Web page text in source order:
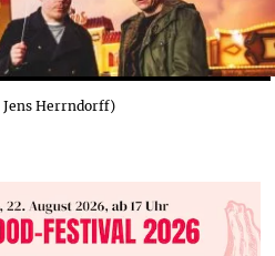
Jens Herrndorff)